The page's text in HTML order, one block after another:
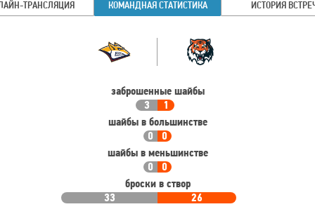
ТРАНСЛЯЦИЯ КОМАНДНАЯ СТАТИСТИКА ИСТОРИЯ
статистика
Команда
заброшенные шайбы
3
1
шайбы в большинстве
0
0
шайбы в меньшинстве
0
0
броски в створ
33
26